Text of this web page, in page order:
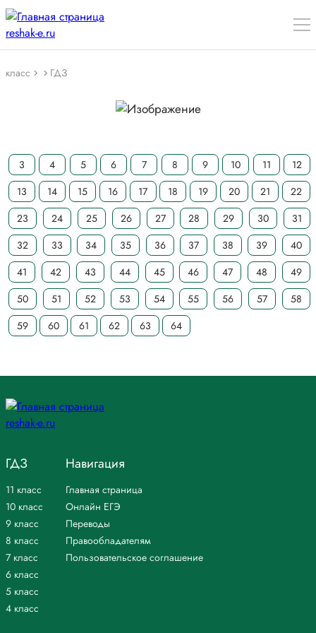
класс ГДЗ
3 4 5 6 7 8 9 10 11
12
13
14 15 16 17 18 19 20 21
22
23
24 25 26 27 28 29 30
31
32
33 34 35 36 37 38 39
40
41
42 43 44 45 46 47 48
49
50
51 52 53 54 55 56 57
58
59
60 61 62 63 64
ГДЗ
11 класс
10 класс
9 класс
8 класс
7 класс
6 класс
5 класс
4 класс
Навигация
Главная страница
Онлайн ЕГЭ
Переводы
Правообладателям
Пользовательское соглашение